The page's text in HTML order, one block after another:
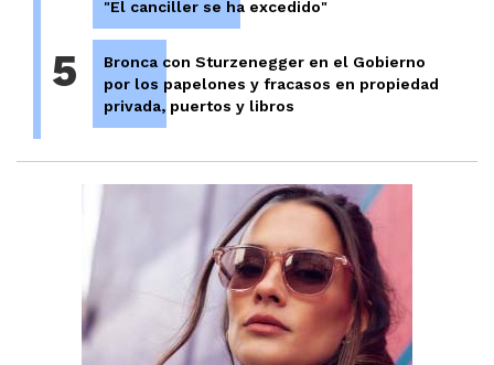
"El canciller se ha excedido"
5
Bronca con Sturzenegger en el Gobierno
por los papelones y fracasos en propiedad
privada, puertos y libros